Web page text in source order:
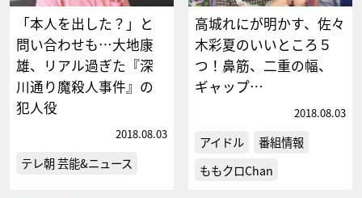
「本人を出した？」と
問い合わせも…大地康
雄、リアル過ぎた『深
川通り魔殺人事件』の
犯人役
2018.08.03
テレ朝 芸能&ニュース
高城れにが明かす、佐々
木彩夏のいいところ５
つ！鼻筋、二重の幅、
ギャップ…
2018.08.03
アイドル
番組情報
ももクロChan